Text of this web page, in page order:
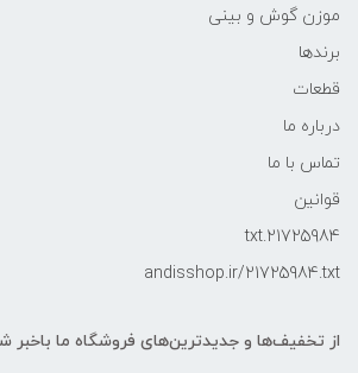
موزن گوش و بینی
برندها
قطعات
درباره ما
تماس با ما
قوانین
21725984.txt
andisshop.ir/21725984.txt
از تخفیف‌ها و جدیدترین‌های فروشگاه ما باخبر